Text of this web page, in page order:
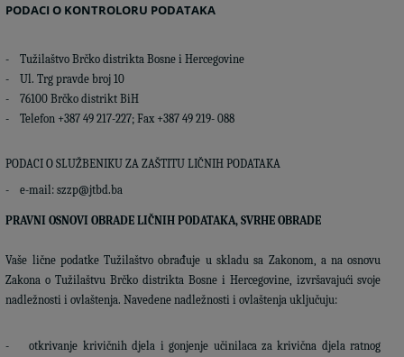
PODACI O KONTROLORU PODATAKA
- Tužilaštvo Brčko distrikta Bosne i Hercegovine
- Ul. Trg pravde broj 10
- 76100 Brčko distrikt BiH
- Telefon +387 49 217-227; Fax +387 49 219- 088
PODACI O SLUŽBENIKU ZA ZAŠTITU LIČNIH PODATAKA
-
e-mail: szzp@jtbd.ba
PRAVNI OSNOVI OBRADE LIČNIH PODATAKA, SVRHE OBRADE
Vaše lične podatke Tužilaštvo obrađuje u skladu sa Zakonom, a na osnovu
Zakona o Tužilaštvu Brčko distrikta Bosne i Hercegovine, izvršavajući svoje
nadležnosti i ovlaštenja. Navedene nadležnosti i ovlaštenja uključuju:
- otkrivanje krivičnih djela i gonjenje učinilaca za krivična djela ratnog